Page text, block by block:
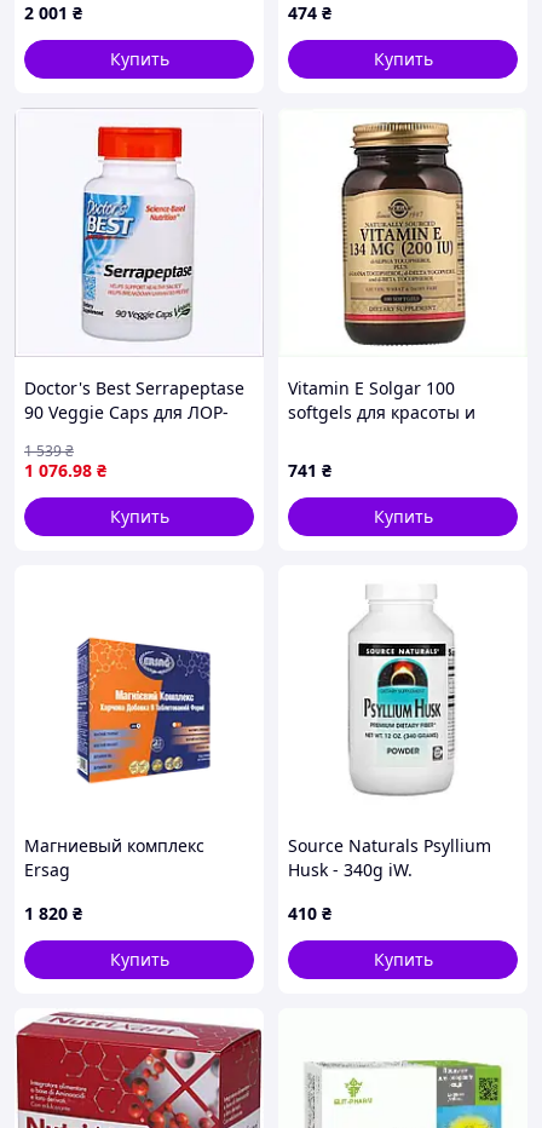
1 в день, 48 таблеток
2 001 ₴
Купить
474 ₴
Купить
Doctor's Best Serrapeptase
90 Veggie Caps для ЛОР-
1 076.98 ₴
1 539₴
Купить
Vitamin E Solgar 100
softgels для красоты и
741 ₴
Купить
Магниевый комплекс
Ersag
1 820 ₴
Купить
Source Naturals Psyllium
Husk - 340g iW.
410 ₴
Купить